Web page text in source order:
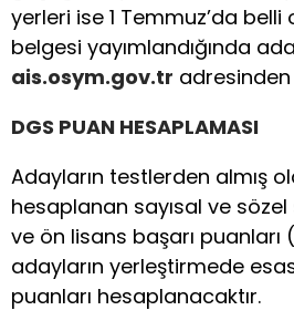
yerleri ise 1 Temmuz’da belli
belgesi yayımlandığında
ais.osym.gov.tr
DGS PUAN HESAPLAMASI
Adayların testlerden almış
hesaplanan sayısal ve
ve ön lisans başarı puanları
adayların yerleştirmede
puanları hesaplanacaktır.